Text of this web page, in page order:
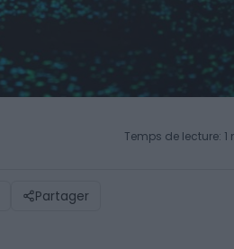
Temps de lecture: 1
Partager